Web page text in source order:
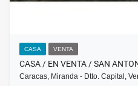
CASA VENTA
CASA / EN VENTA / SAN
Caracas, Miranda - Dtto. Capital,